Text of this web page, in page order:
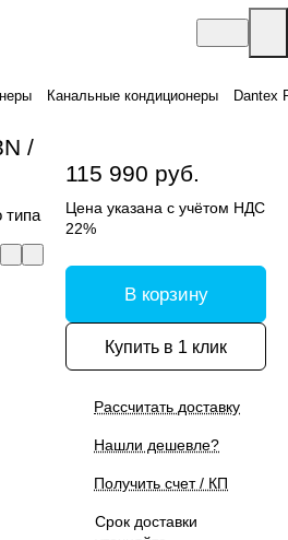
Канальные кондиционеры Dantex
/
типа
115 990 руб.
Цена указана с учётом НДС
22%
В корзину
Купить в 1 клик
Рассчитать доставку
Нашли дешевле?
Получить счет / КП
Срок доставки